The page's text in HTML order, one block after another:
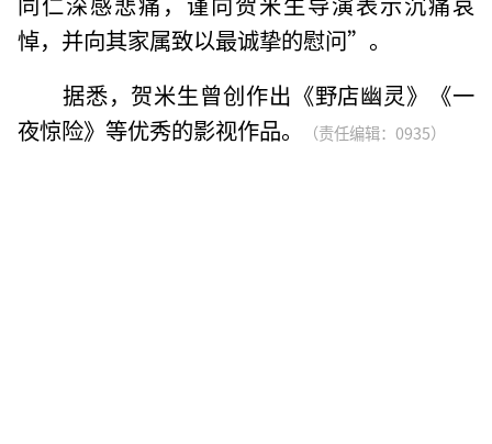
悼，并向其家属致以最诚挚的慰问”。
据悉，贺米生曾创作出《野店幽灵》《一
夜惊险》等优秀的影视作品。
（责任编辑：0935）